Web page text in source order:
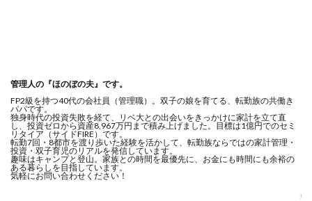
管理人の『ほのぼの夫』です。
FP2級を持つ40代の会社員（管理職）。双子の娘を育てる、転勤族の共働き
パパです。
独身時代の投資失敗を経て、リベ大との出会いをきっかけに家計を立て直
し、投資ゼロから資産8,967万円まで積み上げました。目標は1億円でのセミ
リタイア（サイドFIRE）です。
転勤7回・8都市を渡り歩いた経験を活かして、転勤族ならではの家計管理・
投資・双子育児のリアルを発信しています。
趣味はキャンプと登山。家族との時間を最優先に、お金にも時間にも余裕の
ある暮らしを目指しています。
気軽にお問い合わせください！